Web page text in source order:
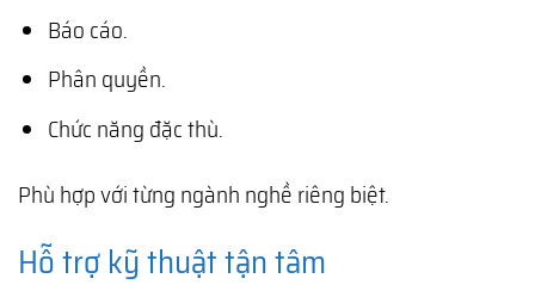
Báo cáo.
Phân quyền.
Chức năng đặc thù.
Phù hợp với từng ngành nghề riêng biệt.
Hỗ trợ kỹ thuật tận tâm